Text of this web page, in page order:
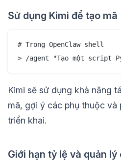
Sử dụng Kimi để tạo mã
# Trong OpenClaw shell
Kimi sẽ sử dụng khả năng
mã, gợi ý các phụ thuộc
triển khai.
Giới hạn tỷ lệ và quản lý